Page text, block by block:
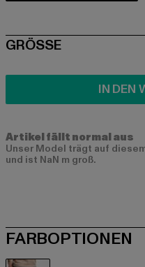
SIZE
GRÖSSE
IN DEN
Artikel fällt normal aus
Unser Model trägt auf
und ist NaN m groß.
FARBOPTIONEN